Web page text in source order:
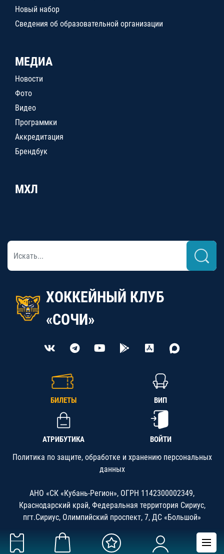
Новый набор
Сведения об образовательной организации
МЕДИА
Новости
Фото
Видео
Программки
Аккредитация
Брендбук
МХЛ
ХОККЕЙНЫЙ КЛУБ
«СОЧИ»
БИЛЕТЫ ВИП
АТРИБУТИКА ВОЙТИ
Политика по защите, обработке и хранению персональных
данных
АНО «СК «Кубань-Регион», ОГРН 1142300002349,
Краснодарский край, Федеральная территория Сириус,
пгт.Сириус, Олимпийский проспект, 7, ДС «Большой»